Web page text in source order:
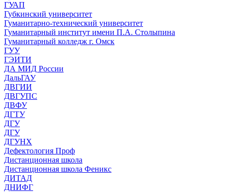
ГУАП
Губкинский университет
Гуманитарно-технический университет
Гуманитарный институт имени П.А. Столыпина
Гуманитарный колледж г. Омск
ГУУ
ГЭИТИ
ДА МИД России
ДальГАУ
ДВГИИ
ДВГУПС
ДВФУ
ДГТУ
ДГУ
ДГУ
ДГУНХ
Дефектология Проф
Дистанционная школа
Дистанционная школа Феникс
ДИТАД
ДНИФГ